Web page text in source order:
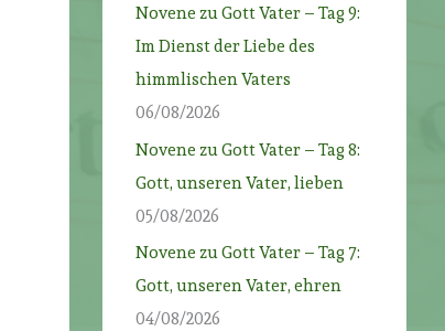
Novene zu Gott Vater – Tag 9:
Im Dienst der Liebe des
himmlischen Vaters
06/08/2026
Novene zu Gott Vater – Tag 8:
Gott, unseren Vater, lieben
05/08/2026
Novene zu Gott Vater – Tag 7:
Gott, unseren Vater, ehren
04/08/2026